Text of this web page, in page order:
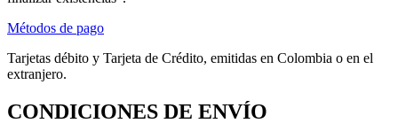
Métodos de pago
Tarjetas débito y Tarjeta de Crédito, emitidas en Colombia o en el
extranjero.
CONDICIONES DE ENVÍO